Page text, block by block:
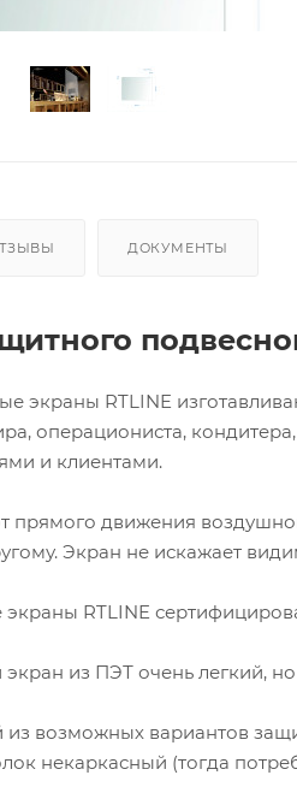
ДОКУМЕНТЫ
экраны RTLINE
операциониста,
и клиентами.
движения
Экран не искажает
RTLINE
из ПЭТ очень легкий,
возможных вариантов
некаркасный (тогда